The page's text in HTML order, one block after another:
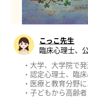
こっこ先生
臨床心理士、
・大学、大学院で
・認定心理士、臨
・医療と教育分野
・子どもから高齢
・厚生労働省認可